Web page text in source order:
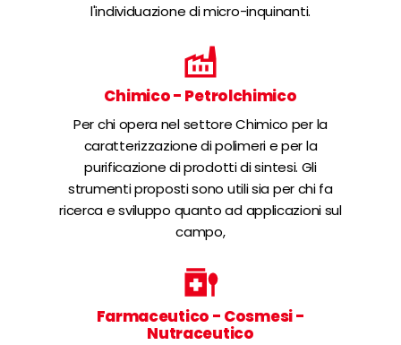
l'individuazione di micro-inquinanti.
Chimico - Petrolchimico
Per chi opera nel settore Chimico per la
caratterizzazione di polimeri e per la
purificazione di prodotti di sintesi. Gli
strumenti proposti sono utili sia per chi fa
ricerca e sviluppo quanto ad applicazioni sul
campo,
Farmaceutico - Cosmesi -
Nutraceutico